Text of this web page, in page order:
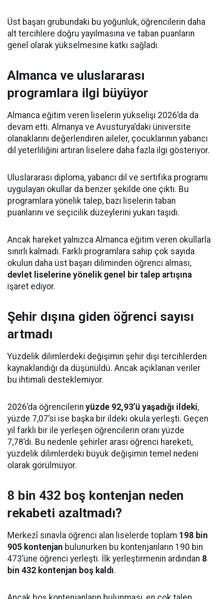
Üst başarı grubundaki bu yoğunluk, öğrencilerin daha
alt tercihlere doğru yayılmasına ve taban puanların
genel olarak yükselmesine katkı sağladı.
Almanca ve uluslararası
programlara ilgi büyüyor
Almanca eğitim veren liselerin yükselişi 2026’da da
devam etti. Almanya ve Avusturya’daki üniversite
olanaklarını değerlendiren aileler, çocuklarının yabancı
dil yeterliliğini artıran liselere daha fazla ilgi gösteriyor.
Uluslararası diploma, yabancı dil ve sertifika programı
uygulayan okullar da benzer şekilde öne çıktı. Bu
programlara yönelik talep, bazı liselerin taban
puanlarını ve seçicilik düzeylerini yukarı taşıdı.
Ancak hareket yalnızca Almanca eğitim veren okullarla
sınırlı kalmadı. Farklı programlara sahip çok sayıda
okulun daha üst başarı diliminden öğrenci alması,
devlet liselerine yönelik genel bir talep artışına
işaret ediyor.
Şehir dışına giden öğrenci sayısı
artmadı
Yüzdelik dilimlerdeki değişimin şehir dışı tercihlerden
kaynaklandığı da düşünüldü. Ancak açıklanan veriler
bu ihtimali desteklemiyor.
2026’da öğrencilerin yüzde 92,93’ü yaşadığı ildeki,
yüzde 7,07’si ise başka bir ildeki okula yerleşti. Geçen
yıl farklı bir ile yerleşen öğrencilerin oranı yüzde
7,78’di. Bu nedenle şehirler arası öğrenci hareketi,
yüzdelik dilimlerdeki büyük değişimin temel nedeni
olarak görülmüyor.
8 bin 432 boş kontenjan neden
rekabeti azaltmadı?
Merkezî sınavla öğrenci alan liselerde toplam 198 bin
905 kontenjan bulunurken bu kontenjanların 190 bin
473’üne öğrenci yerleşti. İlk yerleştirmenin ardından 8
bin 432 kontenjan boş kaldı.